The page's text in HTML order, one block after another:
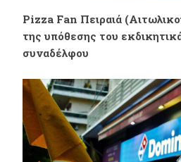
Pizza Fan Πειραιά
της υπόθεσης του
συναδέλφου